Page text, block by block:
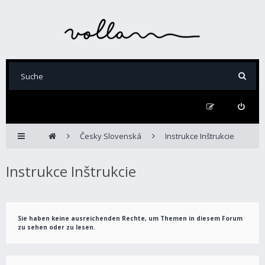
Česky Slovenská Instrukce Inštrukcie
Instrukce Inštrukcie
Sie haben keine ausreichenden Rechte, um Themen in diesem Forum
zu sehen oder zu lesen.